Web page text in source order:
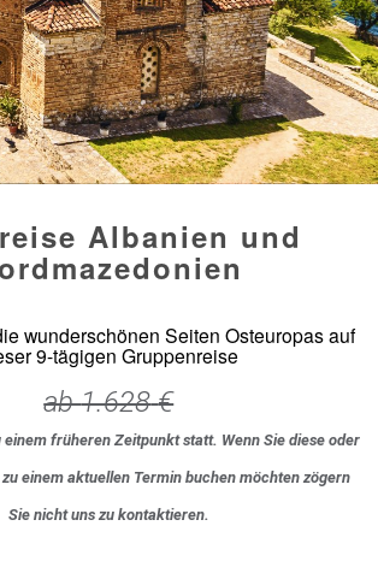
Albanien und
wunderschönen Seiten Osteuropas auf
9-tägigen Gruppenreise
ab1.628 €
einem früheren Zeitpunkt statt. Wenn Sie diese oder
einem aktuellen Termin buchen möchten zögern
Sie nicht uns zu kontaktieren.